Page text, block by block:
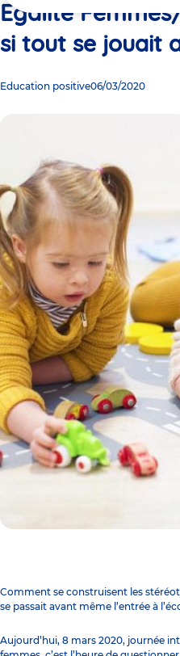
ici
Egalité
si tout se jouait
Education positive06/03/2020
Comment se construisent les
se passait avant même l’entrée à
Aujourd’hui, 8 mars 2020, journée